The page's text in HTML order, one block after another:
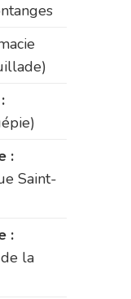
:
Saint-
:
la